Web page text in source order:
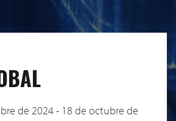
de 2024 - 18 de octubre de